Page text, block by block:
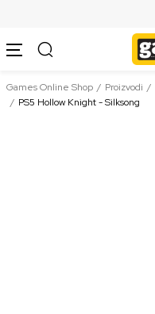
Games Online Shop Proizvodi
PS5 Hollow Knight - Silksong